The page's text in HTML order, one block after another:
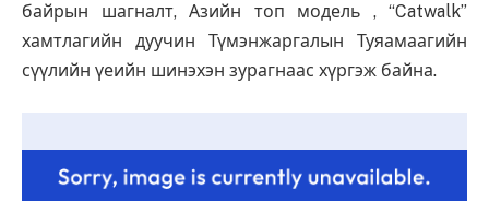
байрын шагналт, Азийн топ модель , “Catwalk”
хамтлагийн дуучин Түмэнжаргалын Туяамаагийн
сүүлийн үеийн шинэхэн зурагнаас хүргэж байна.